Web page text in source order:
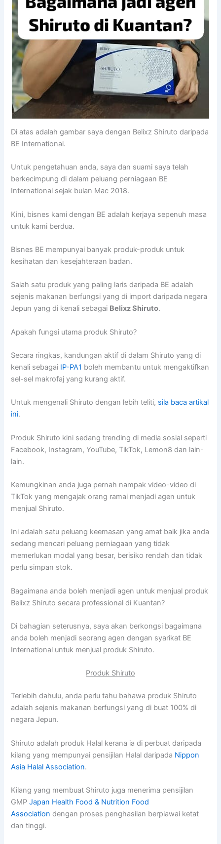
Di atas adalah gambar saya dengan Belixz Shiruto daripada
BE International.
Untuk pengetahuan anda, saya dan suami saya telah
berkecimpung di dalam peluang perniagaan BE
International sejak bulan Mac 2018.
Kini, bisnes kami dengan BE adalah kerjaya sepenuh masa
untuk kami berdua.
Bisnes BE mempunyai banyak produk-produk untuk
kesihatan dan kesejahteraan badan.
Salah satu produk yang paling laris daripada BE adalah
sejenis makanan berfungsi yang di import daripada negara
Jepun yang di kenali sebagai Belixz Shiruto.
Apakah fungsi utama produk Shiruto?
Secara ringkas, kandungan aktif di dalam Shiruto yang di
kenali sebagai IP-PA1 boleh membantu untuk mengaktifkan
sel-sel makrofaj yang kurang aktif.
Untuk mengenali Shiruto dengan lebih teliti, sila baca artikal
ini.
Produk Shiruto kini sedang trending di media sosial seperti
Facebook, Instagram, YouTube, TikTok, Lemon8 dan lain-
lain.
Kemungkinan anda juga pernah nampak video-video di
TikTok yang mengajak orang ramai menjadi agen untuk
menjual Shiruto.
Ini adalah satu peluang keemasan yang amat baik jika anda
sedang mencari peluang perniagaan yang tidak
memerlukan modal yang besar, berisiko rendah dan tidak
perlu simpan stok.
Bagaimana anda boleh menjadi agen untuk menjual produk
Belixz Shiruto secara professional di Kuantan?
Di bahagian seterusnya, saya akan berkongsi bagaimana
anda boleh menjadi seorang agen dengan syarikat BE
International untuk menjual produk Shiruto.
Produk Shiruto
Terlebih dahulu, anda perlu tahu bahawa produk Shiruto
adalah sejenis makanan berfungsi yang di buat 100% di
negara Jepun.
Shiruto adalah produk Halal kerana ia di perbuat daripada
kilang yang mempunyai pensijilan Halal daripada Nippon
Asia Halal Association.
Kilang yang membuat Shiruto juga menerima pensijilan
GMPJapan Health Food & Nutrition Food
Association dengan proses penghasilan berpiawai ketat
dan tinggi.